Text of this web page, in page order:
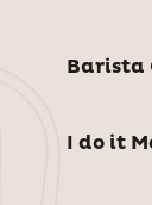
Barista
I do it